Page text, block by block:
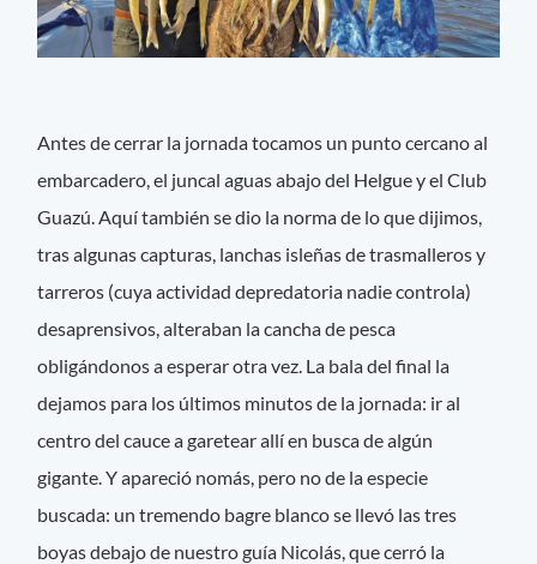
Antes de cerrar la jornada tocamos un punto cercano al
embarcadero, el juncal aguas abajo del Helgue y el Club
Guazú. Aquí también se dio la norma de lo que dijimos,
tras algunas capturas, lanchas isleñas de trasmalleros y
tarreros (cuya actividad depredatoria nadie controla)
desaprensivos, alteraban la cancha de pesca
obligándonos a esperar otra vez. La bala del final la
dejamos para los últimos minutos de la jornada: ir al
centro del cauce a garetear allí en busca de algún
gigante. Y apareció nomás, pero no de la especie
buscada: un tremendo bagre blanco se llevó las tres
boyas debajo de nuestro guía Nicolás, que cerró la